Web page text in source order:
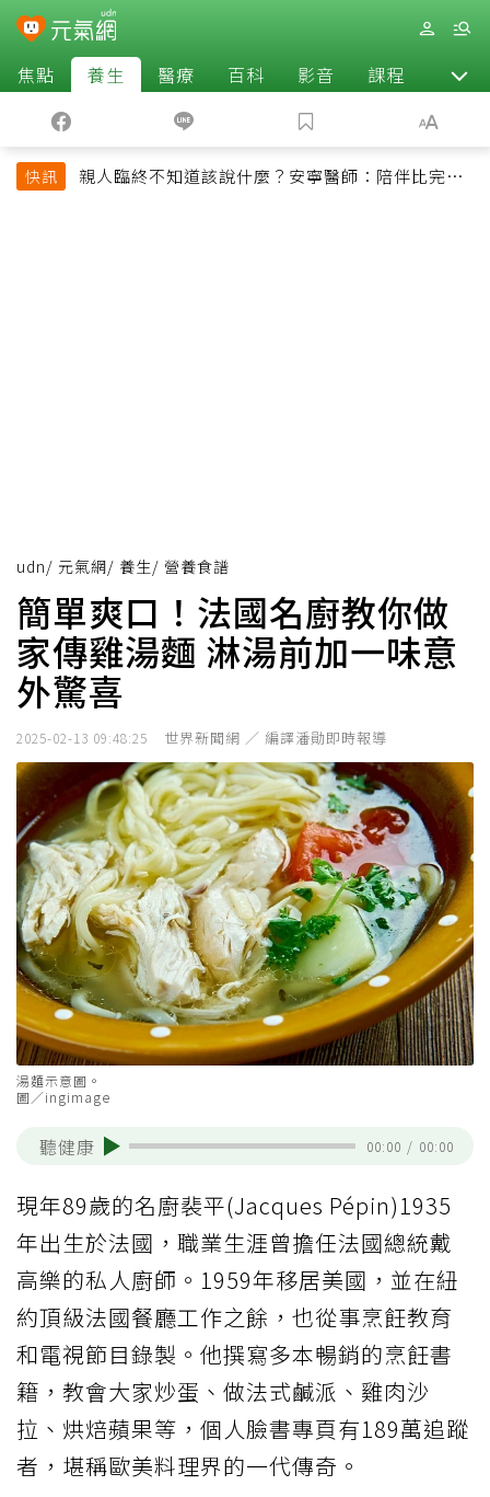
焦點 養生 醫療 百科 影音 課程 退休
快訊
親人臨終不知道該說什麼？安寧醫師：陪伴比完美
udn/ 元氣網/ 養生/ 營養食譜
簡單爽口！法國名廚教你做
家傳雞湯麵 淋湯前加一味意
外驚喜
2025-02-13 09:48:25 世界新聞網 ／ 編譯潘勛即時報導
湯麵示意圖。
圖／ingimage
聽健康 00:00 / 00:00
現年89歲的名廚裴平(Jacques Pépin)1935
年出生於法國，職業生涯曾擔任法國總統戴
高樂的私人廚師。1959年移居美國，並在紐
約頂級法國餐廳工作之餘，也從事烹飪教育
和電視節目錄製。他撰寫多本暢銷的烹飪書
籍，教會大家炒蛋、做法式鹹派、雞肉沙
拉、烘焙蘋果等，個人臉書專頁有189萬追蹤
者，堪稱歐美料理界的一代傳奇。